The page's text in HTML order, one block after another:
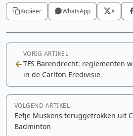
Kopieer WhatsApp X
VORIG ARTIKEL
TFS Barendrecht: reglementen
in de Carlton Eredivisie
VOLGEND ARTIKEL
Eefje Muskens teruggetrokken uit
Badminton